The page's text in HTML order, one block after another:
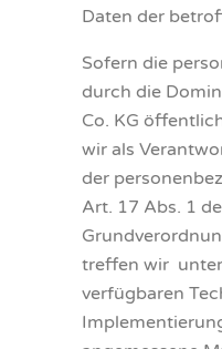
Daten der
Sofern die
durch die
Co. KG
wir als
der
Art. 17 Abs. 1
treffen wir
verfügbaren